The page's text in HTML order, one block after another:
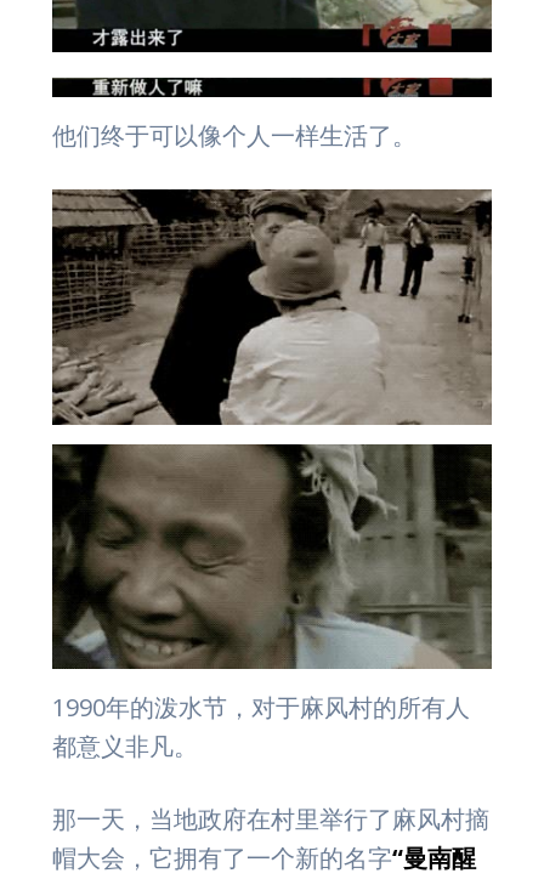
他们终于可以像个人一样生活了。
1990年的泼水节，对于麻风村的所有人
都意义非凡。
那一天，当地政府在村里举行了麻风村摘
帽大会，它拥有了一个新的名字“曼南醒